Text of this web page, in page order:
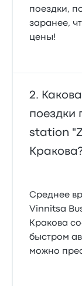
поездки,
заранее,
цены!
поездки
station
Среднее
Vinnitsa
Кракова
быстром
можно